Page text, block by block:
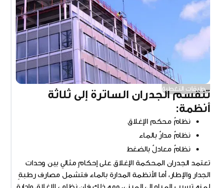
طبقات التغطية
تنقسم الجدران الساترة إلى ثلاثة
أنظمة:
نظامٌ محكم الإغلاق
نظامٌ مدارٌ بالماء
نظامٌ معادلٌ بالضغط
تعتمد الجدران المحكمة الإغلاق على إحكامٍ مثالي بين وحدات
الجدار والإطار، أما الأنظمة المدارة بالماء فتشمل مصارف رطبةٍ